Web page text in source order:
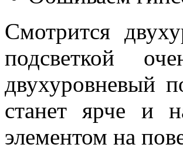
Смотрится
подсветкой
двухуровневый
станет ярче и
элементом на